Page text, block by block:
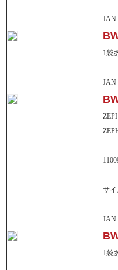
JAN
1袋
JAN
サイ
JAN
1袋